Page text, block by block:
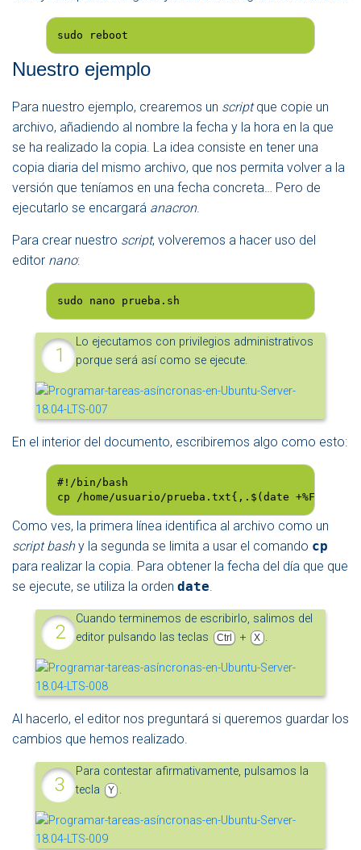
sudo reboot
Nuestro ejemplo
Para nuestro ejemplo, crearemos un scriptque copie un
archivo, añadiendo al nombre la fecha y la hora en la que
se ha realizado la copia. La idea consiste en tener una
copia diaria del mismo archivo, que nos permita volver a la
versión que teníamos en una fecha concreta… Pero de
ejecutarlo se encargará anacron.
Para crear nuestro script, volveremos a hacer uso del
editor nano:
sudo nano prueba.sh
Lo ejecutamos con privilegios administrativos
porque será así como se ejecute.
En el interior del documento, escribiremos algo como esto:
#!/bin/bash
cp /home/usuario/prueba.txt{,.$(date
Como ves, la primera línea identifica al archivo como un
script bashy la segunda se limita a usar el comando cp
para realizar la copia. Para obtener la fecha del día que que
se ejecute, se utiliza la orden date
Cuando terminemos de escribirlo, salimos del
editor pulsando las teclas
Ctrl + X .
Al hacerlo, el editor nos preguntará si queremos guardar los
cambios que hemos realizado.
Para contestar afirmativamente, pulsamos la
tecla
Y .